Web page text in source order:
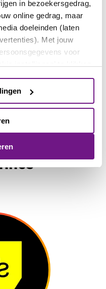
in bezoekersgedrag,
online gedrag, maar
doeleinden (laten
Met jouw
voor
die wij gebruiken, kun
toestemming intrekken.
ga je akkoord met het
partners
en